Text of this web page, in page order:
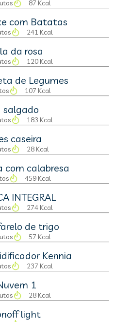
87 Kcal
com Batatas
241 Kcal
da rosa
120 Kcal
de Legumes
107 Kcal
salgado
183 Kcal
caseira
28 Kcal
com calabresa
459 Kcal
INTEGRAL
274 Kcal
de trigo
57 Kcal
Kennia
237 Kcal
1
28 Kcal
light